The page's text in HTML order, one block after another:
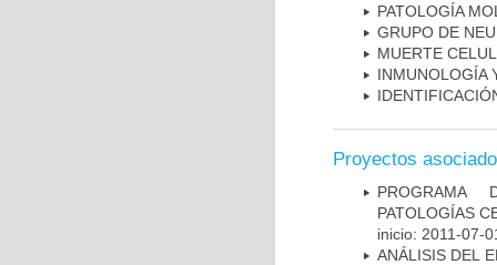
PATOLOGÍA
GRUPO DE
MUERTE
INMUNOLOGÍA
Proyectos
PROGRAMA
PATOLOGÍAS
inicio: 2011-07-
ANÁLISIS DEL